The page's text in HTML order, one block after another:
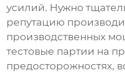
усилий. Нужно
репутацию
производственных
тестовые партии на
предосторожностях,